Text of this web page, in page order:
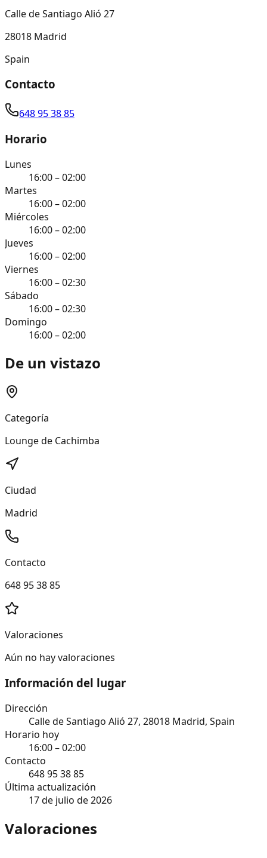
Calle de Santiago Alió 27
28018 Madrid
Spain
Contacto
648 95 38 85
Horario
Lunes
16:00 – 02:00
Martes
16:00 – 02:00
Miércoles
16:00 – 02:00
Jueves
16:00 – 02:00
Viernes
16:00 – 02:30
Sábado
16:00 – 02:30
Domingo
16:00 – 02:00
De un vistazo
Categoría
Lounge de Cachimba
Ciudad
Madrid
Contacto
648 95 38 85
Valoraciones
Aún no hay valoraciones
Información del lugar
Dirección
Calle de Santiago Alió 27, 28018 Madrid, Spain
Horario hoy
16:00 – 02:00
Contacto
648 95 38 85
Última actualización
17 de julio de 2026
Valoraciones